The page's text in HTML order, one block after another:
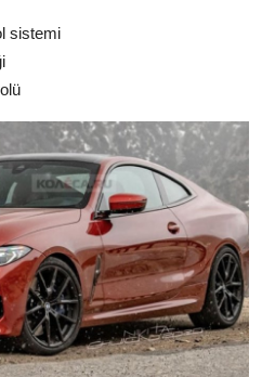
sistemi